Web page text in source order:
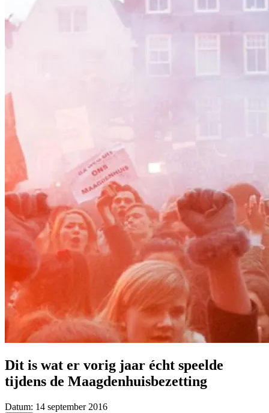
Dit is wat er vorig jaar écht speelde
tijdens de Maagdenhuisbezetting
Datum: 14 september 2016